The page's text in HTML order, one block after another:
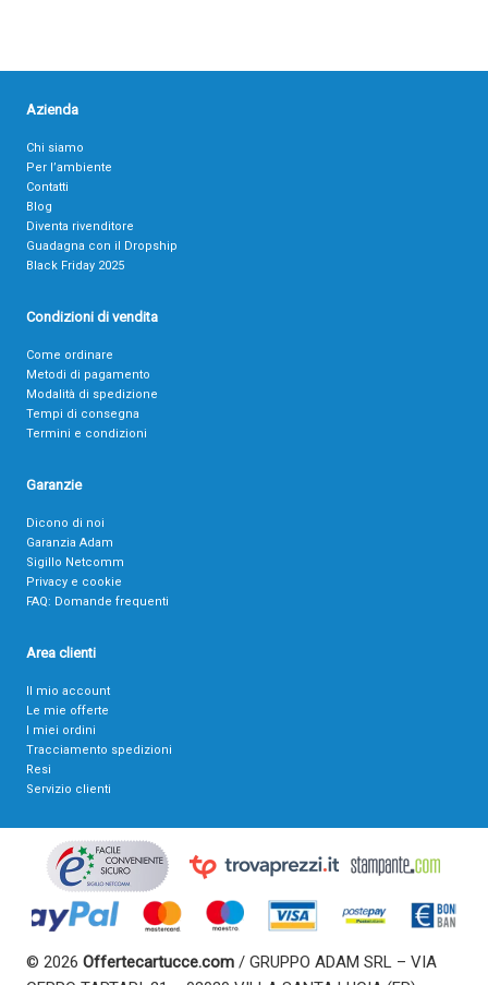
Azienda
Chi siamo
Per l’ambiente
Contatti
Blog
Diventa rivenditore
Guadagna con il Dropship
Black Friday 2025
Condizioni di vendita
Come ordinare
Metodi di pagamento
Modalità di spedizione
Tempi di consegna
Termini e condizioni
Garanzie
Dicono di noi
Garanzia Adam
Sigillo Netcomm
Privacy e cookie
FAQ: Domande frequenti
Area clienti
Il mio account
Le mie offerte
I miei ordini
Tracciamento spedizioni
Resi
Servizio clienti
© 2026 Offertecartucce.com / GRUPPO ADAM SRL – VIA